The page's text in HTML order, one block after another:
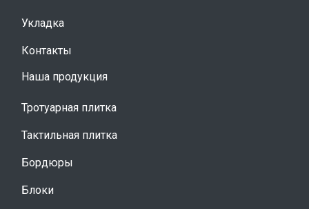
Укладка
Контакты
Наша продукция
Тротуарная плитка
Тактильная плитка
Бордюры
Блоки